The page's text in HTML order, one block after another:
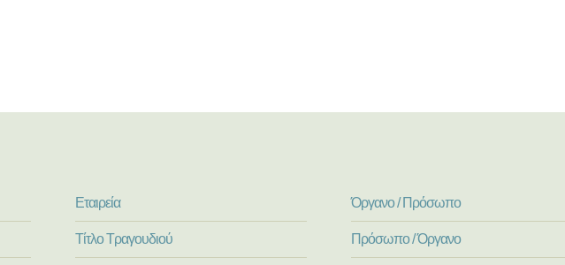
Εταιρεία
Τίτλο Τραγουδιού
Όργανο / Πρόσωπο
Πρόσωπο / Όργανο